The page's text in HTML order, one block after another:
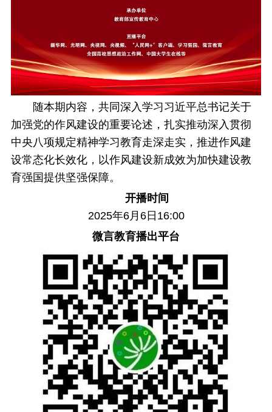
随本期内容，共同深入学习习近平总书记关于
加强党的作风建设的重要论述，扎实推动深入贯彻
中央八项规定精神学习教育走深走实，推进作风建
设常态化长效化，以作风建设新成效为加快建设教
育强国提供坚强保障。
开播时间
2025年6月6日16:00
微言教育播出平台